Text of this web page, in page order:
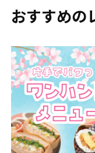
おすすめの